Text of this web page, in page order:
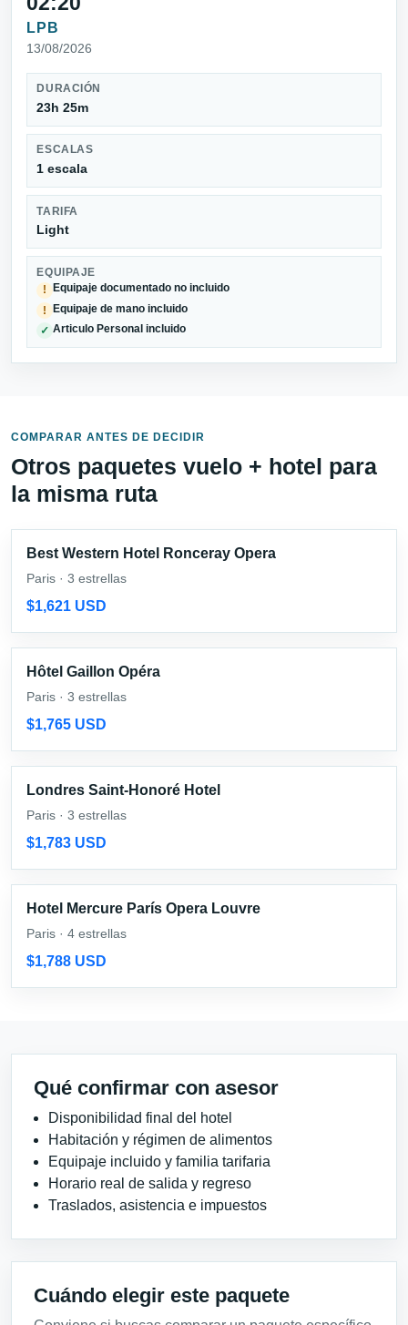
LPB
13/08/2026
DURACIÓN
23h 25m
ESCALAS
1 escala
TARIFA
Light
EQUIPAJE
!
Equipaje documentado no incluido
! Equipaje de mano incluido
✓ Articulo Personal incluido
COMPARAR ANTES DE DECIDIR
Otros paquetes vuelo + hotel para
la misma ruta
Best Western Hotel Ronceray Opera
Paris · 3 estrellas
$1,621 USD
Hôtel Gaillon Opéra
Paris · 3 estrellas
$1,765 USD
Londres Saint-Honoré Hotel
Paris · 3 estrellas
$1,783 USD
Hotel Mercure París Opera Louvre
Paris · 4 estrellas
$1,788 USD
Qué confirmar con asesor
Disponibilidad final del hotel
Habitación y régimen de alimentos
Equipaje incluido y familia tarifaria
Horario real de salida y regreso
Traslados, asistencia e impuestos
Cuándo elegir este paquete